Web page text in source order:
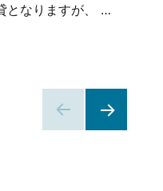
となりますが、 …